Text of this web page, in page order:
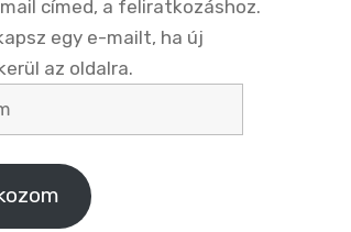
címed, a feliratkozáshoz.
egy e-mailt, ha új
az oldalra.